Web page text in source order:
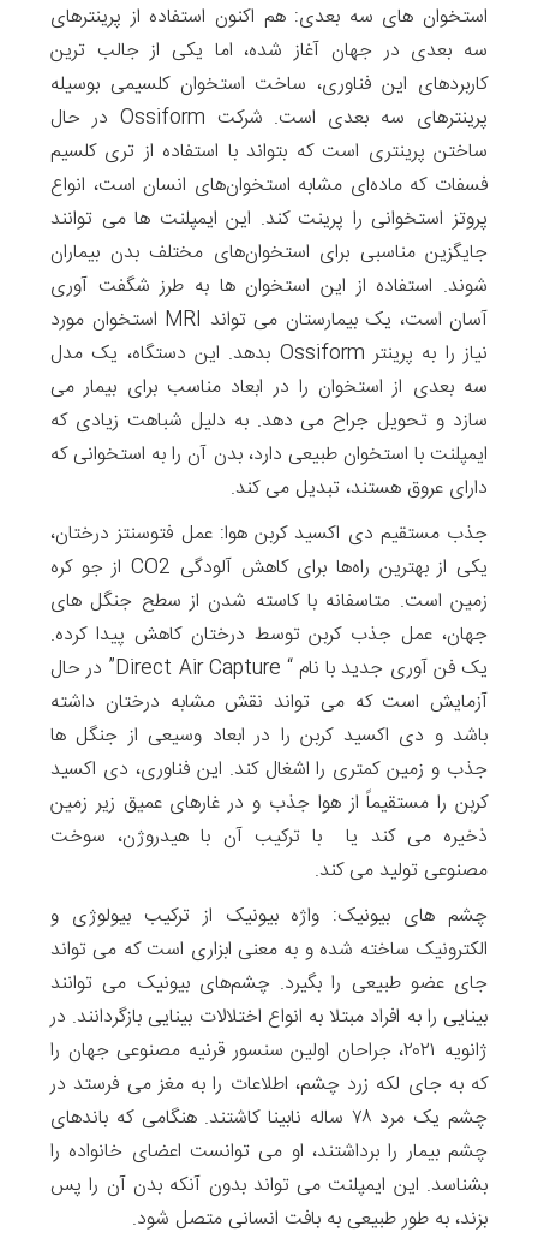
استخوان های سه بعدی: هم اکنون استفاده از پرینترهای
سه بعدی در جهان آغاز شده، اما یکی از جالب ترین
کاربردهای این فناوری، ساخت استخوان کلسیمی بوسیله
پرینترهای سه بعدی است. شرکت Ossiform در حال
ساختن پرینتری است که بتواند با استفاده از تری کلسیم
فسفات که ماده‌ای مشابه استخوان‌های انسان است، انواع
پروتز استخوانی را پرینت کند. این ایمپلنت ها می توانند
جایگزین مناسبی برای‌ استخوان‌های مختلف بدن بیماران
شوند. استفاده از این استخوان ها به طرز شگفت آوری
آسان است، یک بیمارستان می تواند MRI استخوان مورد
نیاز را به پرینتر Ossiform بدهد. این دستگاه، یک مدل
سه بعدی از استخوان را در ابعاد مناسب برای بیمار می
سازد و تحویل جراح می دهد. به دلیل شباهت زیادی که
ایمپلنت با استخوان طبیعی دارد، بدن آن را به استخوانی که
دارای عروق هستند، تبدیل می کند.
جذب مستقیم دی اکسید کربن هوا: عمل فتوسنتز درختان،
یکی از بهترین راه‌ها برای کاهش آلودگی CO2 از جو کره
زمین است. متاسفانه با کاسته شدن از سطح جنگل های
جهان، عمل جذب کربن توسط درختان کاهش پیدا کرده.
یک فن آوری جدید با نام “ Direct Air Capture” در حال
آزمایش است که می تواند نقش مشابه درختان داشته
باشد و دی اکسید کربن را در ابعاد وسیعی از جنگل ها
جذب و زمین کمتری را اشغال کند. این فناوری، دی اکسید
کربن را مستقیماً از هوا جذب و در غارهای عمیق زیر زمین
ذخیره می کند یا با ترکیب آن با هیدروژن، سوخت
مصنوعی تولید می کند.
چشم های بیونیک: واژه بیونیک از ترکیب بیولوژی و
الکترونیک ساخته شده و به معنی ابزاری است که می تواند
جای عضو طبیعی را بگیرد. چشم‌های بیونیک می توانند
بینایی را به افراد مبتلا به انواع اختلالات بینایی بازگردانند. در
ژانویه ۲۰۲۱، جراحان اولین سنسور قرنیه مصنوعی جهان را
که به جای لکه زرد چشم، اطلاعات را به مغز می فرستد در
چشم یک مرد ۷۸ ساله نابینا کاشتند. هنگامی که باندهای
چشم بیمار را برداشتند، او می توانست اعضای خانواده را
بشناسد. این ایمپلنت می تواند بدون آنکه بدن آن را پس
بزند، به طور طبیعی به بافت انسانی متصل شود.